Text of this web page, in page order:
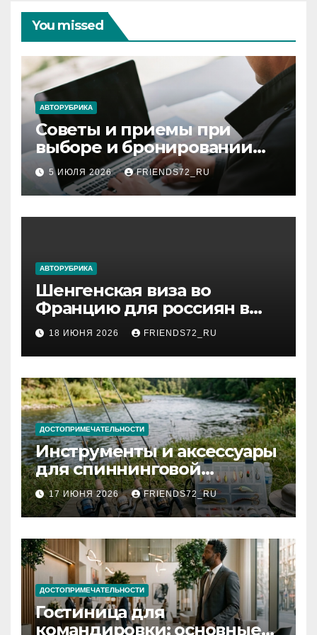
You missed
АВТОРУБРИКА
Советы и приемы при
выборе и бронировании
авиабилетов
5 ИЮЛЯ 2026 FRIENDS72_RU
АВТОРУБРИКА
Шенгенская виза во
Францию для россиян в
2026 году: сроки от 3 дней
и список необходимых
документов
18 ИЮНЯ 2026 FRIENDS72_RU
ДОСТОПРИМЕЧАТЕЛЬНОСТИ
Инструменты и аксессуары
для спиннинговой
рыбалки: назначение и
типы
17 ИЮНЯ 2026 FRIENDS72_RU
ДОСТОПРИМЕЧАТЕЛЬНОСТИ
Гостиница для
командировки: основные